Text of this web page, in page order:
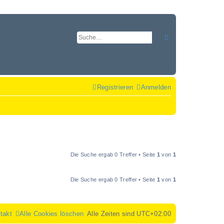
SucheErweiterte Suche
Anmelden
Registrieren
Die Suche ergab 0 Treffer • Seite 1 von 1
Die Suche ergab 0 Treffer • Seite 1 von 1
Alle Zeiten sind UTC+02:00
Alle Cookies löschen